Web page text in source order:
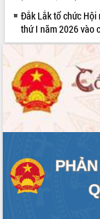
Đắk Lắk tổ chức
thứ I năm 2026 vào